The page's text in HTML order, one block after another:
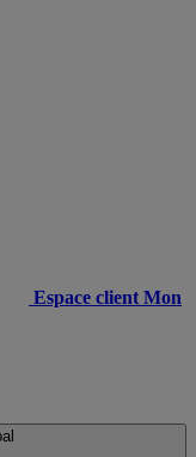
Espace client Mon